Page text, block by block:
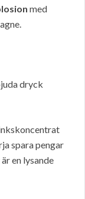
med
dryck
spara pengar
en lysande